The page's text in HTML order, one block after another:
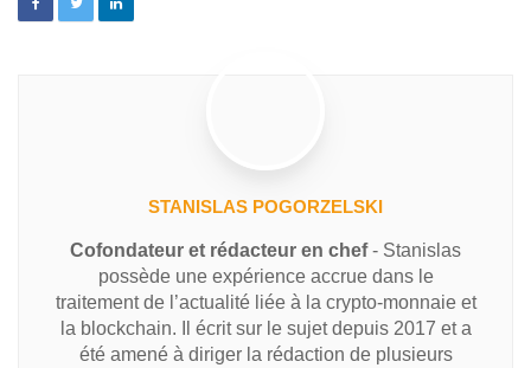
STANISLAS POGORZELSKI
Cofondateur et rédacteur en chef- Stanislas
possède une expérience accrue dans le
traitement de l’actualité liée à la crypto-monnaie et
la blockchain. Il écrit sur le sujet depuis 2017 et a
été amené à diriger la rédaction de plusieurs